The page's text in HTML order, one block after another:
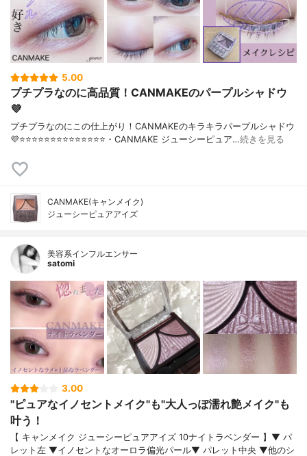
5.00
プチプラなのに高品質！CANMAKEのパープルシャドウ
💜
プチプラなのにこの仕上がり！CANMAKEのキラキラパープルシャドウ
💜⭐️⭐️⭐️⭐️⭐️⭐️⭐️⭐️⭐️⭐️⭐️⭐️⭐️⭐️・CANMAKE ジューシーピュア…続きを見る
CANMAKE(キャンメイク)
ジューシーピュアアイズ
美容系インフルエンサー
satomi
3.00
"ピュアなイノセントメイク"も"大人っぽ濡れ艶メイク"も
叶う！
【 キャンメイク ジューシーピュアアイズ 10ナイトラベンダー 】▼ パ
レット左 ▼イノセントなオーロラ偏光パール▼ パレット中央 ▼他のシ